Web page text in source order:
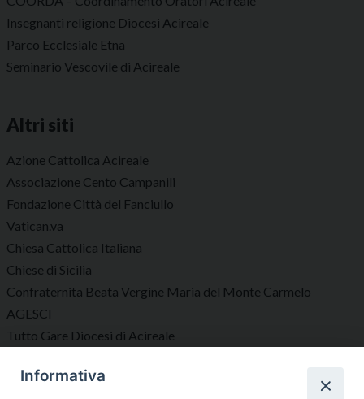
Insegnanti religione Diocesi Acireale
Parco Ecclesiale Etna
Seminario Vescovile di Acireale
Altri siti
Azione Cattolica Acireale
Associazione Cento Campanili
Fondazione Città del Fanciullo
Vatican.va
Chiesa Cattolica Italiana
Chiese di Sicilia
Confraternita Beata Vergine Maria del Monte Carmelo
AGESCI
Tutto Gare Diocesi di Acireale
Informativa